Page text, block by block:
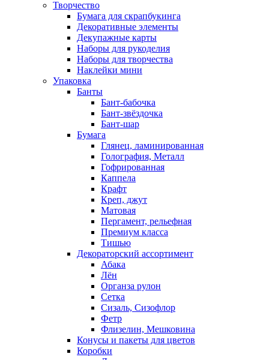
Творчество
Бумага для скрапбукинга
Декоративные элементы
Декупажные карты
Наборы для рукоделия
Наборы для творчества
Наклейки мини
Упаковка
Банты
Бант-бабочка
Бант-звёздочка
Бант-шар
Бумага
Глянец, ламинированная
Голография, Металл
Гофрированная
Каппела
Крафт
Креп, джут
Матовая
Пергамент, рельефная
Премиум класса
Тишью
Декораторский ассортимент
Абака
Лён
Органза рулон
Сетка
Сизаль, Сизофлор
Фетр
Флизелин, Мешковина
Конусы и пакеты для цветов
Коробки